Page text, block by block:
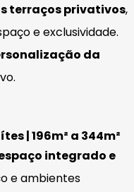
terraços privativos,
e exclusividade.
da
| 196m² a 344m²
integrado e
e ambientes